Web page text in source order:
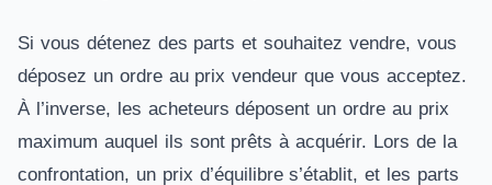
Si vous détenez des parts et souhaitez vendre, vous
déposez un ordre au prix vendeur que vous acceptez.
À l’inverse, les acheteurs déposent un ordre au prix
maximum auquel ils sont prêts à acquérir. Lors de la
confrontation, un prix d’équilibre s’établit, et les parts